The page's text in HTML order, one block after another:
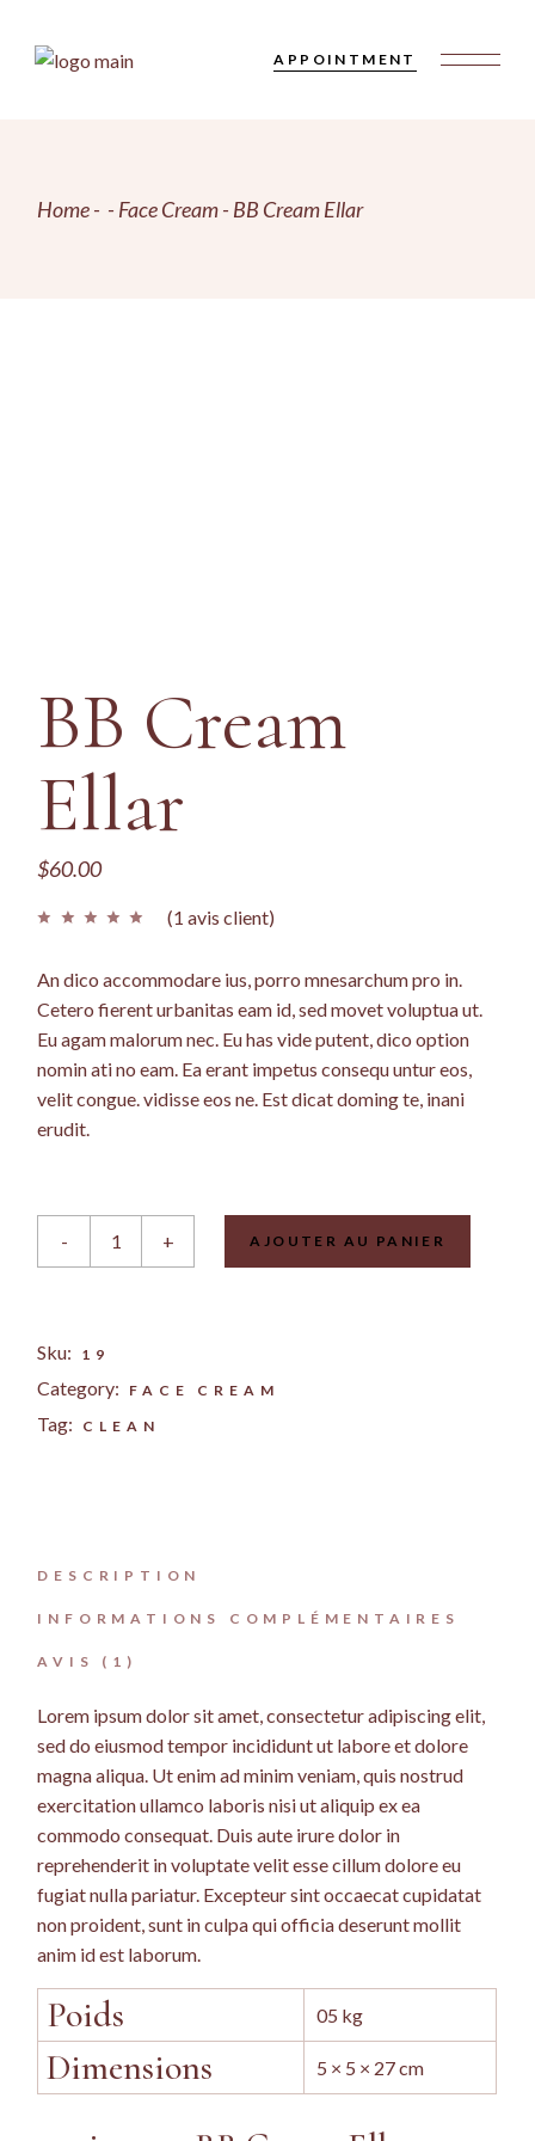
content
APPOINTMENT
Home Face Cream BB Cream Ellar
BB Cream
Ellar
$60.00
(1 avis client)
An dico accommodare ius, porro mnesarchum pro in.
Cetero fierent urbanitas eam id, sed movet voluptua ut.
Eu agam malorum nec. Eu has vide putent, dico option
nomin ati no eam. Ea erant impetus consequ untur eos,
velit congue. vidisse eos ne. Est dicat doming te, inani
erudit.
BB Cream Ellar quantity
- + AJOUTER AU PANIER
Sku: 19
Category: FACE CREAM
Tag: CLEAN
DESCRIPTION
INFORMATIONS COMPLÉMENTAIRES
AVIS (1)
Lorem ipsum dolor sit amet, consectetur adipiscing elit,
sed do eiusmod tempor incididunt ut labore et dolore
magna aliqua. Ut enim ad minim veniam, quis nostrud
exercitation ullamco laboris nisi ut aliquip ex ea
commodo consequat. Duis aute irure dolor in
reprehenderit in voluptate velit esse cillum dolore eu
fugiat nulla pariatur. Excepteur sint occaecat cupidatat
non proident, sunt in culpa qui officia deserunt mollit
anim id est laborum.
Poids 05 kg
Dimensions 5 × 5 × 27 cm